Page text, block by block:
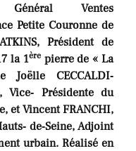
Général Ventes
Petite Couronne de
Président de
la 1èrepierre de « La
CECCALDI‐
Vice‐ Présidente du
et Vincent FRANCHI,
de‐Seine, Adjoint
urbain. Réalisé en